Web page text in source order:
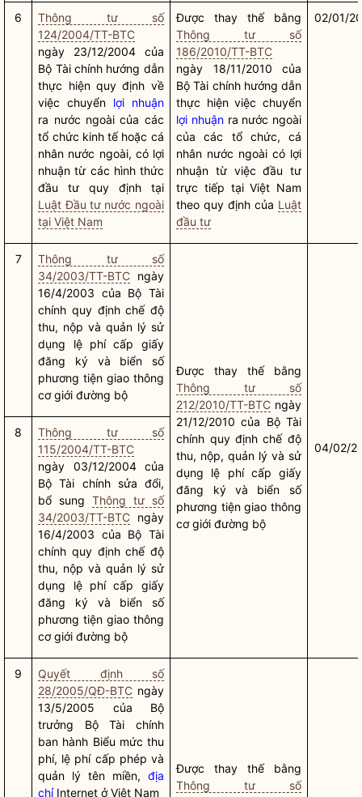
6
Thông tư số
124/2004/TT-BTC
ngày 23/12/2004 của
Bộ Tài chính hướng dẫn
thực hiện quy định về
việc chuyển lợi nhuận
ra nước ngoài của các
tổ chức kinh tế hoặc cá
nhân nước ngoài, có lợi
nhuận từ các hình thức
đầu tư quy định tại
Luật Đầu tư nước ngoài
tại Việt Nam
Được thay thế bằng
Thông tư số
186/2010/TT-BTC
ngày 18/11/2010 của
Bộ Tài chính hướng dẫn
thực hiện việc chuyển
lợi nhuậnra nước ngoài
của các tổ chức, cá
nhân nước ngoài có lợi
nhuận từ việc đầu tư
trực tiếp tại Việt Nam
theo quy định của Luật
đầu tư
02/01/
7
Thông tư số
34/2003/TT-BTC ngày
16/4/2003 của Bộ Tài
chính quy định chế độ
thu, nộp và quản lý sử
dụng lệ phí cấp giấy
đăng ký và biển số
phương tiện giao thông
cơ giới đường bộ
Được thay thế bằng
Thông tư số
212/2010/TT-BTC ngày
21/12/2010 của Bộ Tài
chính quy định chế độ
thu, nộp, quản lý và sử
dụng lệ phí cấp giấy
đăng ký và biển số
phương tiện giao thông
cơ giới đường bộ
04/02/
8
Thông tư số
115/2004/TT-BTC
ngày 03/12/2004 của
Bộ Tài chính sửa đổi,
bổ sung Thông tư số
34/2003/TT-BTC ngày
16/4/2003 của Bộ Tài
chính quy định chế độ
thu, nộp và quản lý sử
dụng lệ phí cấp giấy
đăng ký và biển số
phương tiện giao thông
cơ giới đường bộ
9
Quyết định số
28/2005/QĐ-BTC ngày
13/5/2005 của Bộ
trưởng Bộ Tài chính
ban hành Biểu mức thu
phí, lệ phí cấp phép và
quản lý tên miền, địa
chỉInternet ở Việt Nam
Được thay thế bằng
Thông tư số